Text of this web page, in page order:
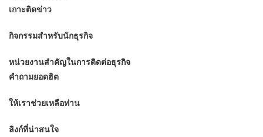
เกาะติดข่าว
กิจกรรมสำหรับนักธุรกิจ
หน่วยงานสำคัญในการติดต่อธุรกิจ
คำถามยอดฮิต
ให้เราช่วยเหลือท่าน
ลิงก์ที่น่าสนใจ